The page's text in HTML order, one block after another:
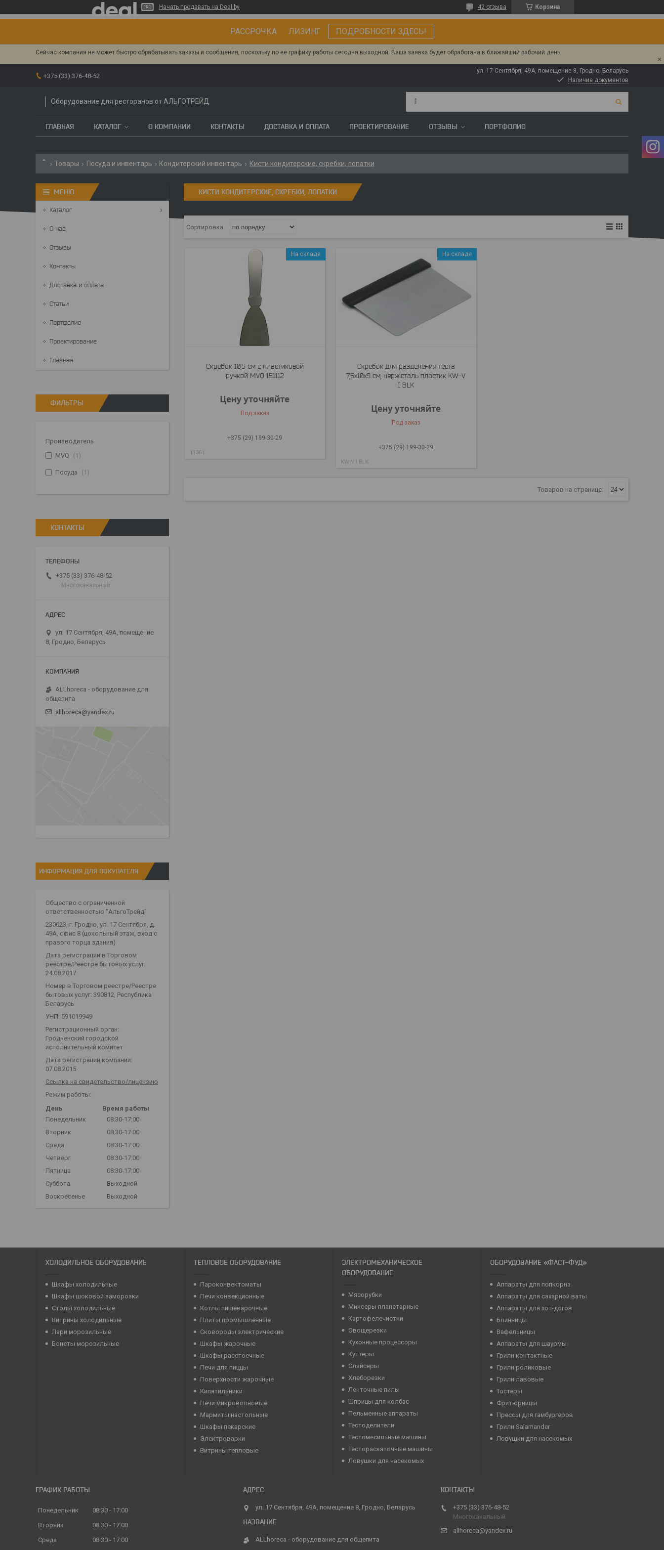
Начать продавать на Deal.by Корзина
42 отзыва
РАССРОЧКА ЛИЗИНГ ПОДРОБНОСТИ ЗДЕСЬ!
Сейчас компания не может быстро обрабатывать заказы и сообщения, поскольку по ее графику работы сегодня выходной. Ваша заявка будет обработана в ближайший рабочий день.
+375 (33) 376-48-52
ул. 17 Сентября, 49А, помещение 8, Гродно, Беларусь
Наличие документов
Оборудование для ресторанов от АЛЬГОТРЕЙД
ГЛАВНАЯ КАТАЛОГ О КОМПАНИИ КОНТАКТЫ ДОСТАВКА И ОПЛАТА ПРОЕКТИРОВАНИЕ ОТЗЫВЫ ПОРТФОЛИО
Товары Посуда и инвентарь Кондитерский инвентарь Кисти кондитерские, скребки, лопатки
КИСТИ КОНДИТЕРСКИЕ, СКРЕБКИ, ЛОПАТКИ
На складе
Скребок 10,5 см с пластиковой
ручкой MVQ 151112
Цену уточняйте
Под заказ
+375 (29) 199-30-29
11361
На складе
Скребок для разделения теста
7,5х10х9 см, нерж.сталь пластик KW-V
I BLK
Цену уточняйте
Под заказ
+375 (29) 199-30-29
KW-V I BLK
Каталог
О нас
Отзывы
Контакты
Доставка и оплата
Статьи
Портфолио
Проектирование
Главная
ФИЛЬТРЫ
Производитель
MVQ
1
Посуда 1
КОНТАКТЫ
+375 (33) 376-48-52
Многоканальный
ул. 17 Сентября, 49А, помещение
8, Гродно, Беларусь
ALLhoreca - оборудование для
общепита
allhoreca@yandex.ru
ИНФОРМАЦИЯ ДЛЯ ПОКУПАТЕЛЯ
Общество с ограниченной
ответственностью "АльгоТрейд"
230023, г. Гродно, ул. 17 Сентября, д.
49А, офис 8 (цокольный этаж, вход с
правого торца здания)
Дата регистрации в Торговом
реестре/Реестре бытовых услуг:
24.08.2017
Номер в Торговом реестре/Реестре
бытовых услуг: 390812, Республика
Беларусь
УНП: 591019949
Регистрационный орган:
Гродненский городской
исполнительный комитет
Дата регистрации компании:
07.08.2015
Ссылка на свидетельство/лицензию
Режим работы:
День
Время работы
Понедельник
08:30-17:00
Вторник
08:30-17:00
Среда
08:30-17:00
Четверг
08:30-17:00
Пятница
08:30-17:00
Суббота
Выходной
Воскресенье
Выходной
ХОЛОДИЛЬНОЕ ОБОРУДОВАНИЕ
Шкафы холодильные
Шкафы шоковой заморозки
Столы холодильные
Витрины холодильные
Лари морозильные
Бонеты морозильные
ТЕПЛОВОЕ ОБОРУДОВАНИЕ
Пароконвектоматы
Печи конвекционные
Котлы пищеварочные
Плиты промышленные
Сковороды электрические
Шкафы жарочные
Шкафы расстоечные
Печи для пиццы
Поверхности жарочные
Кипятильники
Печи микроволновые
Мармиты настольные
Шкафы пекарские
Электроварки
Витрины тепловые
ЭЛЕКТРОМЕХАНИЧЕСКОЕ
ОБОРУДОВАНИЕ
Мясорубки
Миксеры планетарные
Картофелечистки
Овощерезки
Кухонные процессоры
Куттеры
Слайсеры
Хлеборезки
Ленточные пилы
Шприцы для колбас
Пельменные аппараты
Тестоделители
Тестомесильные машины
Тестораскаточные машины
Ловушки для насекомых
ОБОРУДОВАНИЕ «ФАСТ-ФУД»
Аппараты для попкорна
Аппараты для сахарной ваты
Аппараты для хот-догов
Блинницы
Вафельницы
Аппараты для шаурмы
Грили контактные
Грили роликовые
Грили лавовые
Тостеры
Фритюрницы
Прессы для гамбургеров
Грили Salamander
Ловушки для насекомых
ГРАФИК РАБОТЫ
Понедельник 08:30
17:00
Вторник
08:30
17:00
Среда
08:30 17:00
ул. 17 Сентября, 49А, помещение 8, Гродно, Беларусь
ALLhoreca - оборудование для общепита
+375 (33) 376-48-52
Многоканальный
allhoreca@yandex.ru